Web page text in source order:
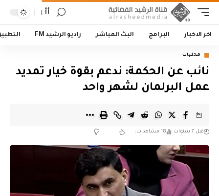
أأ
اخر الاخبار البرامج البث المباشر راديو الرشيد FM
محليات
نائب عن الحكمة: ندعم بقوة خيار تمديد
عمل البرلمان لشهر واحد
قبل 7 سنوات 18 مشاهدات